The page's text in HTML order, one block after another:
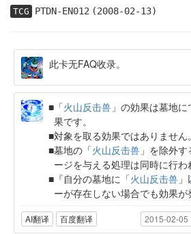
TCG PTDN-EN012(2008-02-13)
此卡无FAQ收录。
「火山反击兽 」の効果は墓地
果です。
対象を取る効果ではありません。
墓地の「火山反击兽 」を除外
ージを与える処理は同時に行わ
『自分の墓地に「火山反击兽
ーが存在しない場合でも効果が
AI翻译 百度翻译 2015-02-05